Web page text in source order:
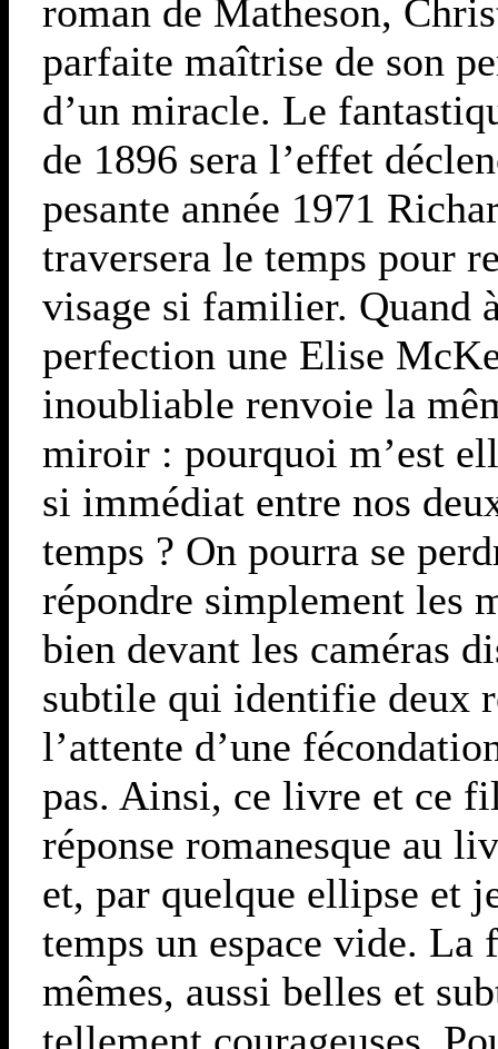
roman de Matheson,
parfaite maîtrise de son
d’un miracle. Le
de 1896 sera l’effet
pesante année 1971
traversera le temps pour
visage si familier. Quand
perfection une Elise
inoubliable renvoie la
miroir : pourquoi m’est
si immédiat entre nos
temps ? On pourra se
répondre simplement les
bien devant les caméras
subtile qui identifie deux
l’attente d’une
pas. Ainsi, ce livre et ce
réponse romanesque au
et, par quelque ellipse et
temps un espace vide.
mêmes, aussi belles et